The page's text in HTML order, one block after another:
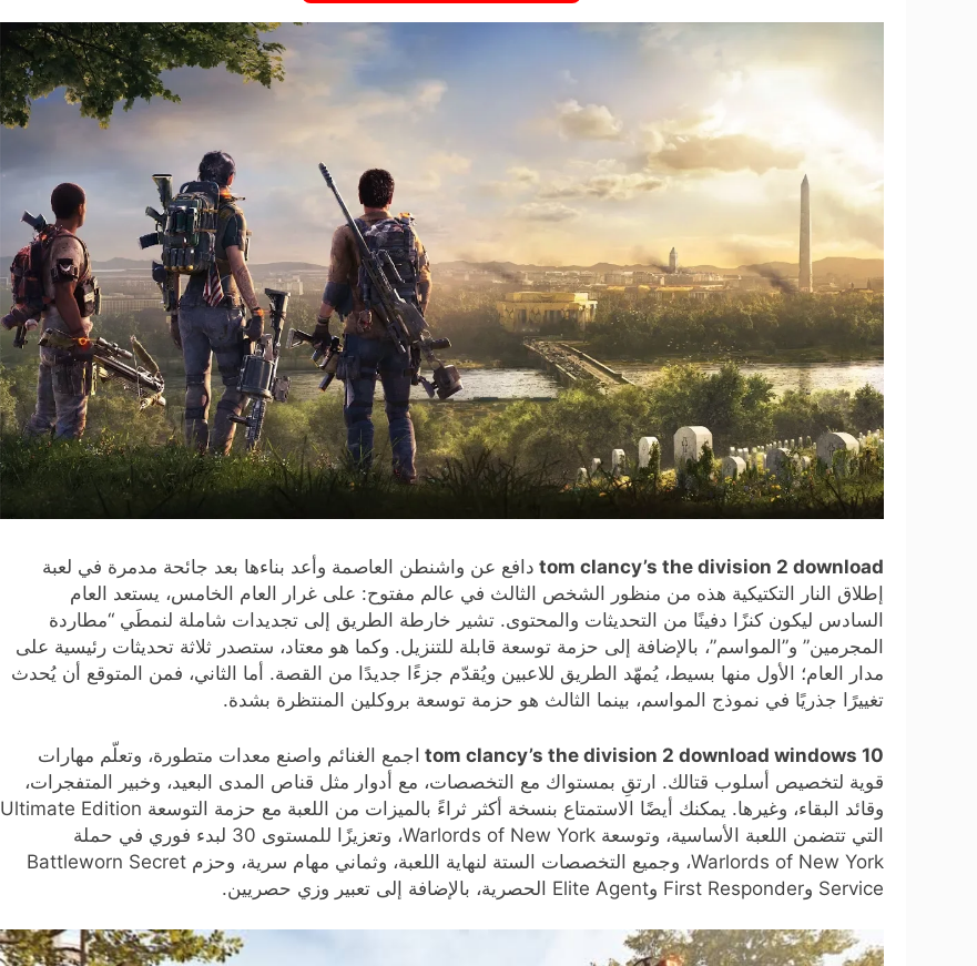
tom clancy’s the division 2 download دافع عن واشنطن العاصمة وأعد بناءها بعد جائحة مدمرة في لعبة
إطلاق النار التكتيكية هذه من منظور الشخص الثالث في عالم مفتوح: على غرار العام الخامس، يستعد العام
السادس ليكون كنزًا دفينًا من التحديثات والمحتوى. تشير خارطة الطريق إلى تجديدات شاملة لنمطَي “مطاردة
المجرمين” و”المواسم”، بالإضافة إلى حزمة توسعة قابلة للتنزيل. وكما هو معتاد، ستصدر ثلاثة تحديثات رئيسية على
مدار العام؛ الأول منها بسيط، يُمهّد الطريق للاعبين ويُقدّم جزءًا جديدًا من القصة. أما الثاني، فمن المتوقع أن يُحدث
تغييرًا جذريًا في نموذج المواسم، بينما الثالث هو حزمة توسعة بروكلين المنتظرة بشدة.
tom clancy’s the division 2 download windows 10 اجمع الغنائم واصنع معدات متطورة، وتعلّم مهارات
قوية لتخصيص أسلوب قتالك. ارتقِ بمستواك مع التخصصات، مع أدوار مثل قناص المدى البعيد، وخبير المتفجرات،
وقائد البقاء، وغيرها. يمكنك أيضًا الاستمتاع بنسخة أكثر ثراءً بالميزات من اللعبة مع حزمة التوسعة Ultimate Edition
التي تتضمن اللعبة الأساسية، وتوسعة Warlords of New York، وتعزيزًا للمستوى 30 لبدء فوري في حملة
Warlords of New York، وجميع التخصصات الستة لنهاية اللعبة، وثماني مهام سرية، وحزم Battleworn Secret
Service وFirst Responder وElite Agent الحصرية، بالإضافة إلى تعبير وزي حصريين.